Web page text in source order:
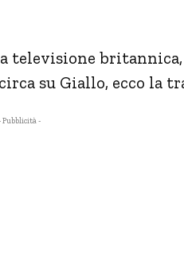
televisione britannica,
su Giallo, ecco la
Pubblicità -